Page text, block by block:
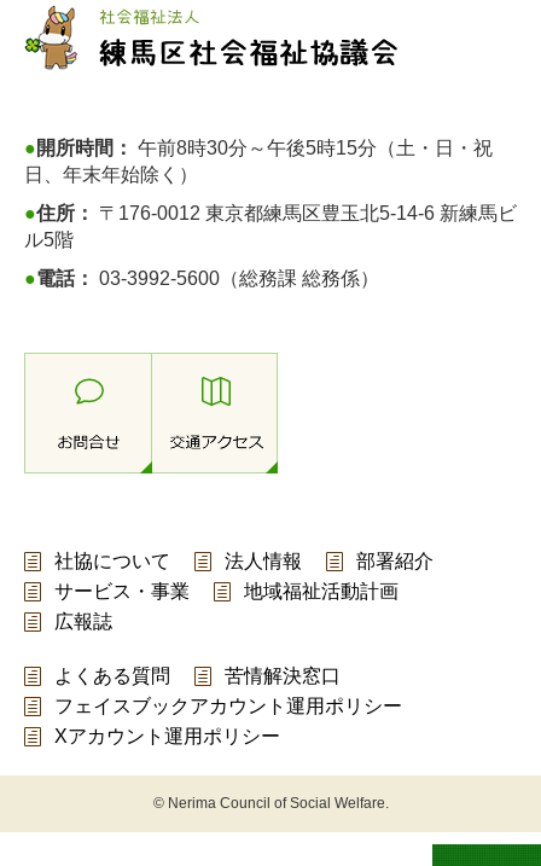
●開所時間： 午前8時30分～午後5時15分（土・日・祝
日、年末年始除く）
●住所：
〒176-0012 東京都練馬区豊玉北5-14-6 新練馬ビ
ル5階
●電話： 03-3992-5600（総務課 総務係）
社協について 法人情報
部署紹介
サービス・事業
地域福祉活動計画
広報誌
よくある質問
苦情解決窓口
フェイスブックアカウント運用ポリシー
Xアカウント運用ポリシー
© Nerima Council of Social Welfare.